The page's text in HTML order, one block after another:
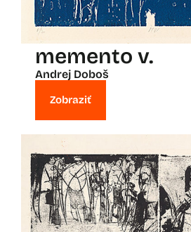
memento v.
Andrej Doboš
Zobraziť